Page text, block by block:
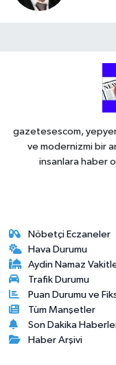
gazetesescom,
ve modernizmi bir
insanlara haber
Nöbetçi Eczaneler
Hava Durumu
Aydin Namaz
Trafik Durumu
Puan Durumu ve
Tüm Manşetler
Son Dakika
Haber Arşivi